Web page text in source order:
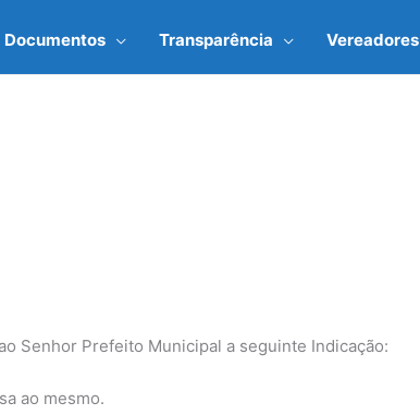
Documentos Transparência Vereadores
Senhor Prefeito Municipal a seguinte Indicação:
ao mesmo.